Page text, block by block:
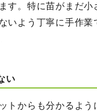
す。特に苗がまだ小
いよう丁寧に手作業
い
トからも分かるよ